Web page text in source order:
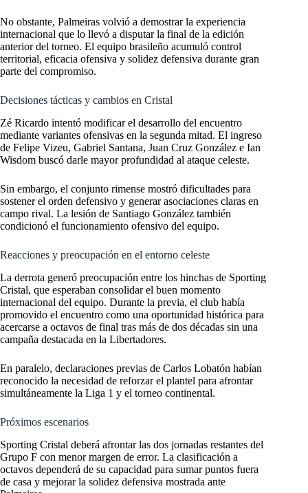
No obstante, Palmeiras volvió a demostrar la experiencia
internacional que lo llevó a disputar la final de la edición
anterior del torneo. El equipo brasileño acumuló control
territorial, eficacia ofensiva y solidez defensiva durante gran
parte del compromiso.
Decisiones tácticas y cambios en Cristal
Zé Ricardo intentó modificar el desarrollo del encuentro
mediante variantes ofensivas en la segunda mitad. El ingreso
de Felipe Vizeu, Gabriel Santana, Juan Cruz González e Ian
Wisdom buscó darle mayor profundidad al ataque celeste.
Sin embargo, el conjunto rimense mostró dificultades para
sostener el orden defensivo y generar asociaciones claras en
campo rival. La lesión de Santiago González también
condicionó el funcionamiento ofensivo del equipo.
Reacciones y preocupación en el entorno celeste
La derrota generó preocupación entre los hinchas de Sporting
Cristal, que esperaban consolidar el buen momento
internacional del equipo. Durante la previa, el club había
promovido el encuentro como una oportunidad histórica para
acercarse a octavos de final tras más de dos décadas sin una
campaña destacada en la Libertadores.
En paralelo, declaraciones previas de Carlos Lobatón habían
reconocido la necesidad de reforzar el plantel para afrontar
simultáneamente la Liga 1 y el torneo continental.
Próximos escenarios
Sporting Cristal deberá afrontar las dos jornadas restantes del
Grupo F con menor margen de error. La clasificación a
octavos dependerá de su capacidad para sumar puntos fuera
de casa y mejorar la solidez defensiva mostrada ante